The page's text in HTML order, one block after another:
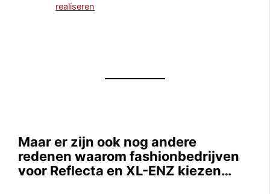
realiseren
Maar er zijn ook nog andere
redenen waarom fashionbedrijven
voor Reflecta en XL-ENZ kiezen…